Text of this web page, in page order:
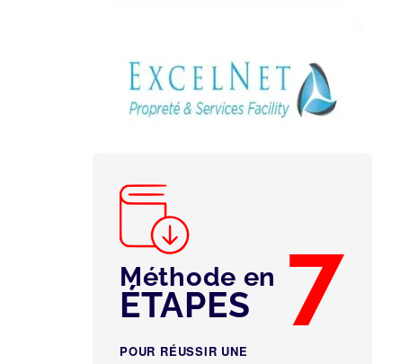
Méthode en 7
ÉTAPES
POUR RÉUSSIR UNE